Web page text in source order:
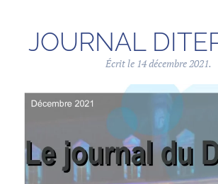
JOURNAL
Écrit le 14 décembre 2021.